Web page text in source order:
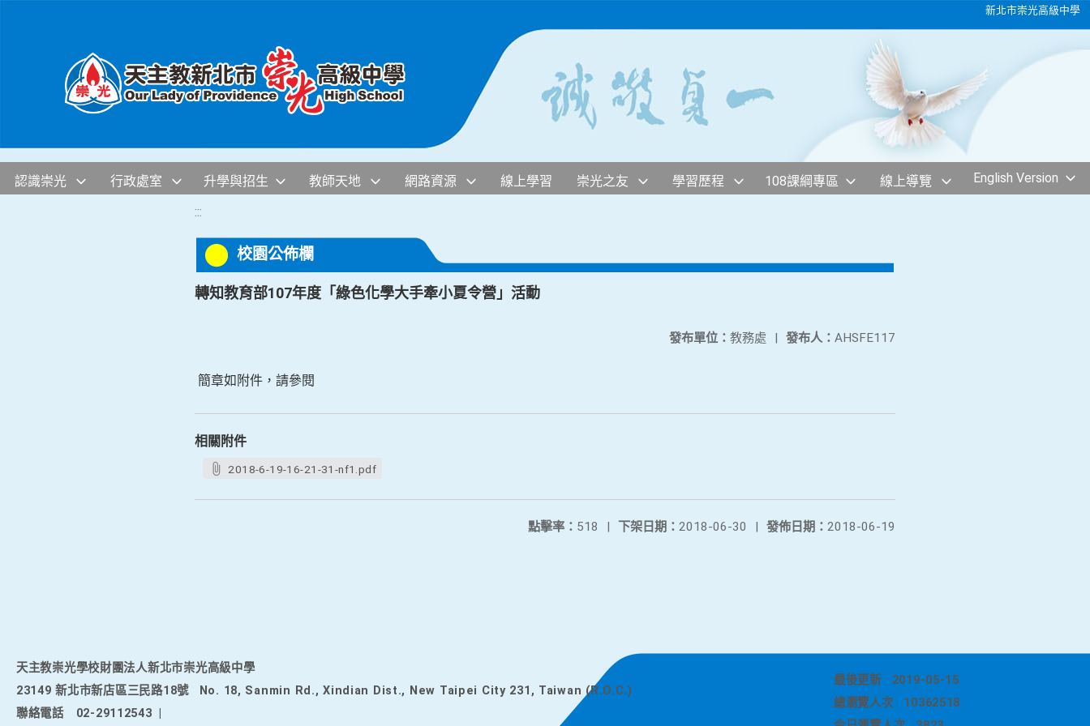
新北市崇光高級中學
認識崇光 行政處室 升學與招生 教師天地 網路資源 線上學習 崇光之友 學習歷程 108課綱專區 線上導覽 English Version
:::
校園公佈欄
轉知教育部107年度「綠色化學大手牽小夏令營」活動
發布人： AHSFE117
發布單位： 教務處 |
簡章如附件，請參閱
相關附件
2018-6-19-16-21-31-nf1.pdf
發佈日期： 2018-06-19
下架日期： 2018-06-30 |
點擊率： 518 |
天主教崇光學校財團法人新北市崇光高級中學
23149 新北市新店區三民路18號
No. 18, Sanmin Rd., Xindian Dist., New Taipei City 231, Taiwan (R.O.C.)
聯絡電話
02-29112543
最後更新
2019-05-15
總瀏覽人次
10362518